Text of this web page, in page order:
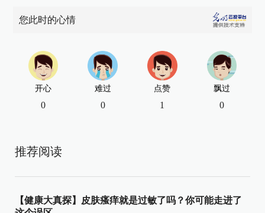
您此时的心情
开心
0
难过
0
点赞
1
飘过
0
推荐阅读
【健康大真探】皮肤瘙痒就是过敏了吗？你可能走进了